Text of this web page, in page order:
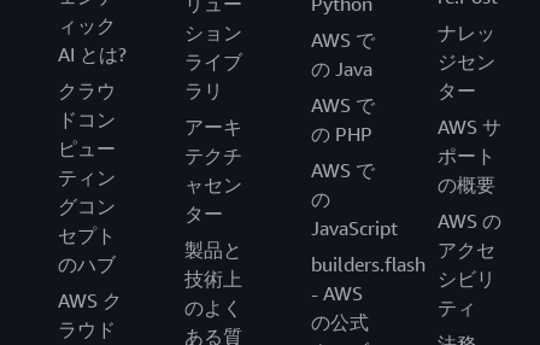
ィック
AI とは?
クラウ
ドコン
ピュー
ティン
グコン
セプト
のハブ
AWS ク
ラウド
ション
ライブ
ラリ
アーキ
テクチ
ャセン
ター
製品と
技術上
のよく
ある質
AWS で
の Java
AWS で
の PHP
AWS で
の
JavaScript
builders.flash
- AWS
の公式
ナレッ
ジセン
ター
AWS サ
ポート
の概要
AWS の
アクセ
シビリ
ティ